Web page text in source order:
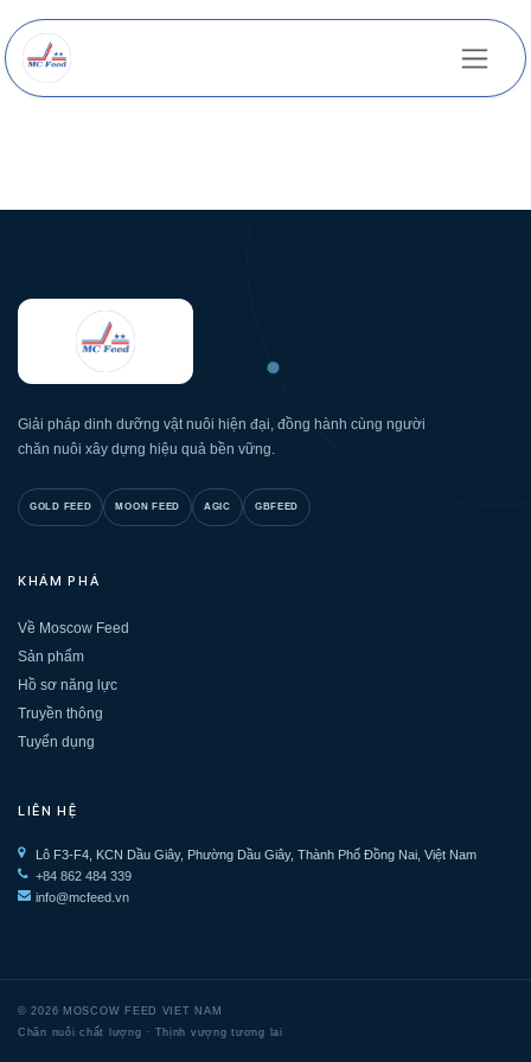
Bỏ qua để đến Nội dung
Giải pháp dinh dưỡng vật nuôi hiện đại, đồng hành cùng người
chăn nuôi xây dựng hiệu quả bền vững.
GOLD FEED MOON FEED AGIC GBFEED
KHÁM PHÁ
Về Moscow Feed
Sản phẩm
Hồ sơ năng lực
Truyền thông
Tuyển dụng
LIÊN HỆ
Lô F3-F4, KCN Dầu Giây, Phường Dầu Giây, Thành Phố Đồng Nai, Việt Nam
+84 862 484 339
info@mcfeed.vn
© 2026 MOSCOW FEED VIET NAM
Chăn nuôi chất lượng · Thịnh vượng tương lai